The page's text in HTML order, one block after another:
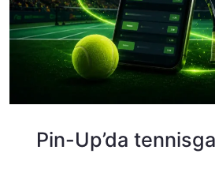
Pin-Up’da